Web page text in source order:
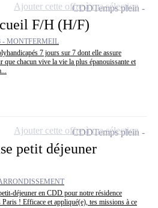
F/H (H/F)
- MONTFERMEIL
7 jours sur 7 dont elle assure
que chacun vive la vie la plus épanouissante et
CDDTemps plein
Ajouter cette offre à ma sélection
petit déjeuner
déjeuner en CDD pour notre résidence
! Efficace et appliqué(e), tes missions à ce
CDDTemps plein
Ajouter cette offre à ma sélection